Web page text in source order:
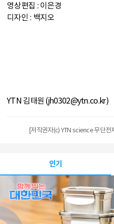
영상편집 : 이은경
디자인 : 백지오
YTN 김태원 (jh0302@ytn.co.kr)
[저작권자(c) YTN science 무단전
인기